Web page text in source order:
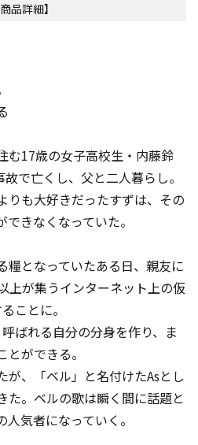
商品詳細】
む17歳の女子高校生・内藤鈴
で亡くし、父と二人暮らし。
りも大好きだったすずは、その
きなくなっていた。
糧となっていたある日、親友に
上が集うインターネット上の仮
ことに。
ばれる自分の分身を作り、ま
ができる。
が、「ベル」と名付けたAsとし
た。ベルの歌は瞬く間に話題と
気者になっていく。